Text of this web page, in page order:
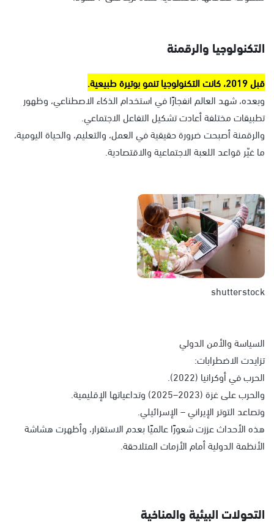
التكنولوجيا والرقمنة
قبل 2019، كانت التكنولوجيا تنمو بوتيرة طبيعية.
وبعده، شهد العالم انفجارًا في استخدام الذكاء الاصطناعي، وظهور
تطبيقات مختلفة أعادت تشكيل التفاعل الاجتماعي.
والرقمنة أصبحت ضرورة حقيقية في العمل، والتعليم، والحياة اليومية،
ما غيّر قواعد اللعبة الاجتماعية والاقتصادية.
shutterstock
السياسة والأمن الدولي
تزايدت الاضطرابات:
الحرب في أوكرانيا (2022).
والحرب على غزة (2023–2025) وتداعياتها الإقليمية.
وتصاعد التوتر الإيراني – الإسرائيلي.
هذه الأحداث عززت شعورًا عالميًا بعدم الاستقرار، وأظهرت هشاشة
الأنظمة الدولية أمام الأزمات المتلاحقة.
التحولات البيئية والمناخية